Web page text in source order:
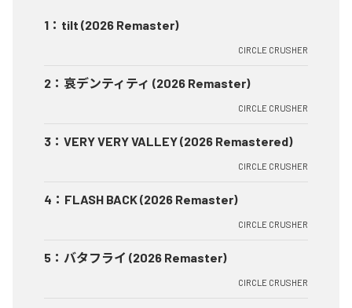
1 ： tilt (2026 Remaster)
CIRCLE CRUSHER
2 ： 哀デンティティ (2026 Remaster)
CIRCLE CRUSHER
3 ： VERY VERY VALLEY (2026 Remastered)
CIRCLE CRUSHER
4 ： FLASH BACK (2026 Remaster)
CIRCLE CRUSHER
5 ： バタフライ (2026 Remaster)
CIRCLE CRUSHER